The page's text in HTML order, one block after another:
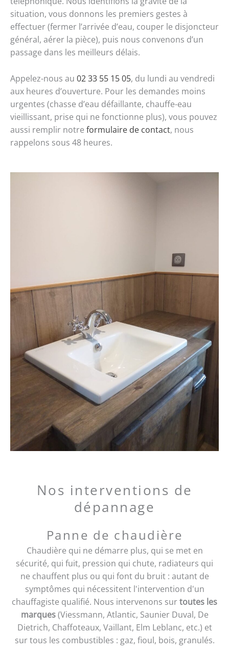
situation, vous donnons les premiers gestes à
effectuer (fermer l’arrivée d’eau, couper le disjoncteur
général, aérer la pièce), puis nous convenons d’un
passage dans les meilleurs délais.
Appelez-nous au 02 33 55 15 05, du lundi au vendredi
aux heures d’ouverture. Pour les demandes moins
urgentes (chasse d’eau défaillante, chauffe-eau
vieillissant, prise qui ne fonctionne plus), vous pouvez
aussi remplir notre formulaire de contact, nous
rappelons sous 48 heures.
Nos interventions de
dépannage
Panne de chaudière
Chaudière qui ne démarre plus, qui se met en
sécurité, qui fuit, pression qui chute, radiateurs qui
ne chauffent plus ou qui font du bruit : autant de
symptômes qui nécessitent l'intervention d'un
chauffagiste qualifié. Nous intervenons surtoutes les
marques(Viessmann, Atlantic, Saunier Duval, De
Dietrich, Chaffoteaux, Vaillant, Elm Leblanc, etc.) et
sur tous les combustibles : gaz, fioul, bois, granulés.